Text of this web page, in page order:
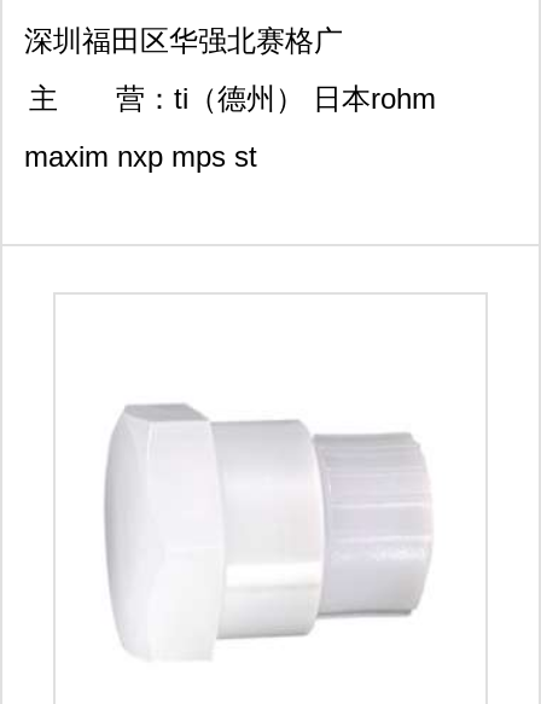
深圳福田区华强北赛格广
场4709/香港九龙观塘成业
街19-21号成业工业大厦8/f
主 营： ti（德州） 日本rohm
maxim nxp mps st